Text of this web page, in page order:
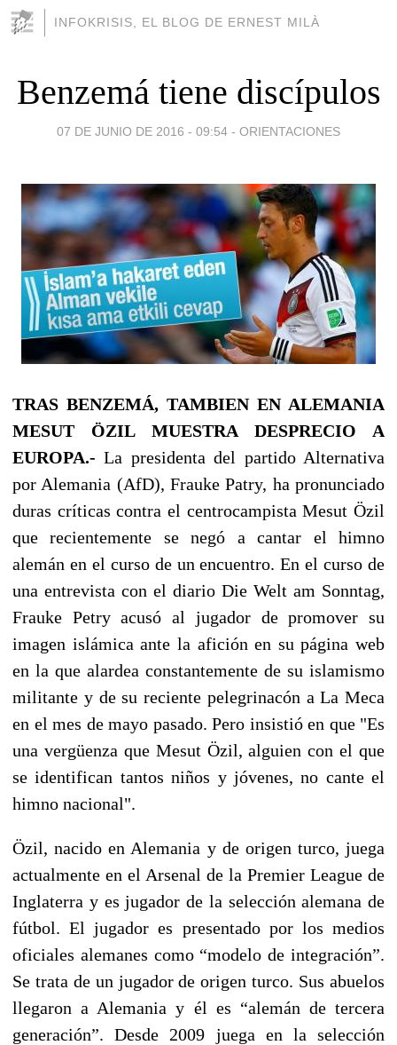
INFOKRISIS, EL BLOG DE ERNEST MILÀ
Benzemá tiene discípulos
07 DE JUNIO DE 2016 - 09:54 - ORIENTACIONES
TRAS BENZEMÁ, TAMBIEN EN ALEMANIA
MESUT ÖZIL MUESTRA DESPRECIO A
EUROPA.- La presidenta del partido Alternativa
por Alemania (AfD), Frauke Patry, ha pronunciado
duras críticas contra el centrocampista Mesut Özil
que recientemente se negó a cantar el himno
alemán en el curso de un encuentro. En el curso de
una entrevista con el diario Die Welt am Sonntag,
Frauke Petry acusó al jugador de promover su
imagen islámica ante la afición en su página web
en la que alardea constantemente de su islamismo
militante y de su reciente pelegrinacón a La Meca
en el mes de mayo pasado. Pero insistió en que "Es
una vergüenza que Mesut Özil, alguien con el que
se identifican tantos niños y jóvenes, no cante el
himno nacional".
Özil, nacido en Alemania y de origen turco, juega
actualmente en el Arsenal de la Premier League de
Inglaterra y es jugador de la selección alemana de
fútbol. El jugador es presentado por los medios
oficiales alemanes como “modelo de integración”.
Se trata de un jugador de origen turco. Sus abuelos
llegaron a Alemania y él es “alemán de tercera
generación”. Desde 2009 juega en la selección